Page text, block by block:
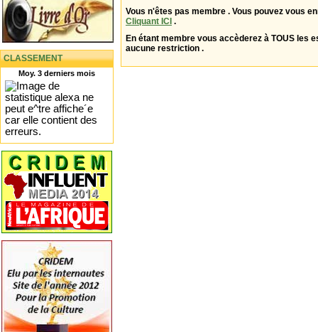
CLASSEMENT
Moy. 3 derniers mois
Vous n'êtes pas membre . Vous pouvez vous
Cliquant ICI .
En étant membre vous accèderez à TOUS les
aucune restriction .